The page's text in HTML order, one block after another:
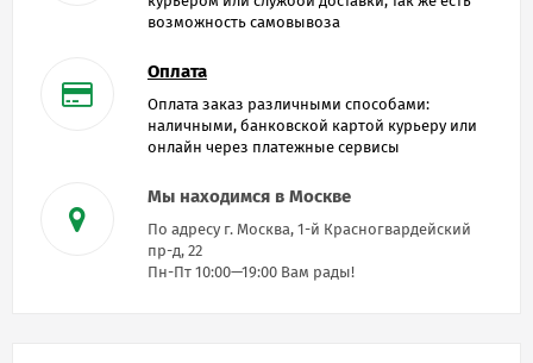
возможность самовывоза
Оплата
Оплата заказ различными способами:
наличными, банковской картой курьеру или
онлайн через платежные сервисы
Мы находимся в Москве
По адресу г. Москва, 1-й Красногвардейский
пр-д, 22
Пн-Пт 10:00—19:00 Вам рады!